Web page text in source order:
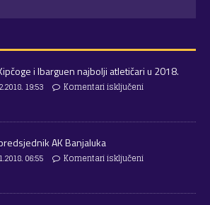
i Ibarguen najbolji atletičari u 2018.
19:53 Komentari isključeni
AK Banjaluka
06:55 Komentari isključeni